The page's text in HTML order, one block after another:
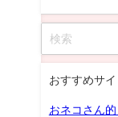
おすすめサイ
おネコさん